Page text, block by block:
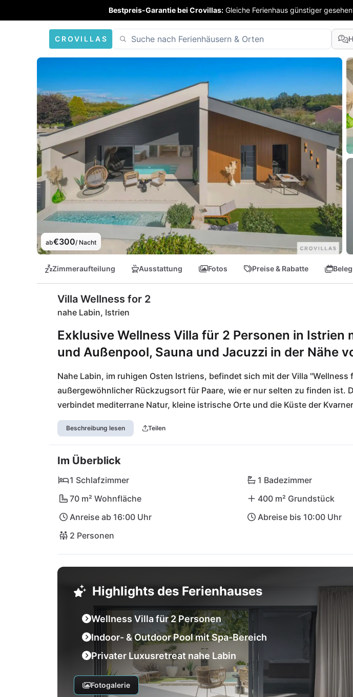
Bestpreis-Garantie bei Crovillas: Gleiche Ferienhaus günstiger
CROVILLAS
ab€300/ Nacht
Zimmeraufteilung Ausstattung Fotos Preise & Rabatte
Villa Wellness for 2
nahe Labin, Istrien
Exklusive Wellness Villa für 2 Personen in Istrien
und Außenpool, Sauna und Jacuzzi in der Nähe
Nahe Labin, im ruhigen Osten Istriens, befindet sich mit der Villa "Wellness
außergewöhnlicher Rückzugsort für Paare, wie er nur selten zu finden ist.
verbindet mediterrane Natur, kleine istrische Orte und die Küste der
perfekten Kulisse für entspannte Tage zu zweit. Gleichzeitig entsteht hier
vollkommener Ruhe und Privatsphäre, das sich ideal für romantische
Wochenenden und besondere Momente fernab des Alltags anbietet.
Beschreibung lesen Teilen
Im Überblick
1 Schlafzimmer
1 Badezimmer
70 m² Wohnfläche
400 m² Grundstück
Anreise ab 16:00 Uhr
Abreise bis 10:00 Uhr
2 Personen
Highlights des Ferienhauses
Wellness Villa für 2 Personen
Indoor- & Outdoor Pool mit Spa-Bereich
Privater Luxusretreat nahe Labin
Fotogalerie